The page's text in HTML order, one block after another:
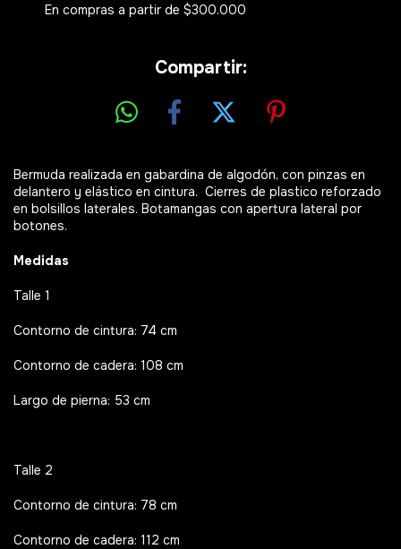
En compras a partir de $300.000
Compartir:
Bermuda realizada en gabardina de algodón, con pinzas en
delantero y elástico en cintura. Cierres de plastico reforzado
en bolsillos laterales. Botamangas con apertura lateral por
botones.
Medidas
Talle 1
Contorno de cintura: 74 cm
Contorno de cadera: 108 cm
Largo de pierna: 53 cm
Talle 2
Contorno de cintura: 78 cm
Contorno de cadera: 112 cm